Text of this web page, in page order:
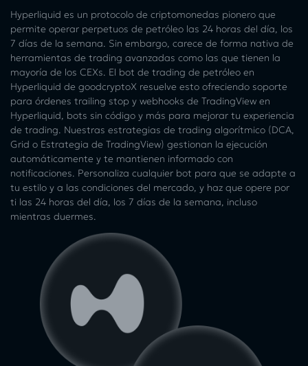
Hyperliquid es un protocolo de criptomonedas pionero que
permite operar perpetuos de petróleo las 24 horas del día, los
7 días de la semana. Sin embargo, carece de forma nativa de
herramientas de trading avanzadas como las que tienen la
mayoría de los CEXs. El bot de trading de petróleo en
Hyperliquid de goodcryptoX resuelve esto ofreciendo soporte
para órdenes trailing stop y webhooks de TradingView en
Hyperliquid, bots sin código y más para mejorar tu experiencia
de trading. Nuestras estrategias de trading algorítmico (DCA,
Grid o Estrategia de TradingView) gestionan la ejecución
automáticamente y te mantienen informado con
notificaciones. Personaliza cualquier bot para que se adapte a
tu estilo y a las condiciones del mercado, y haz que opere por
ti las 24 horas del día, los 7 días de la semana, incluso
mientras duermes.